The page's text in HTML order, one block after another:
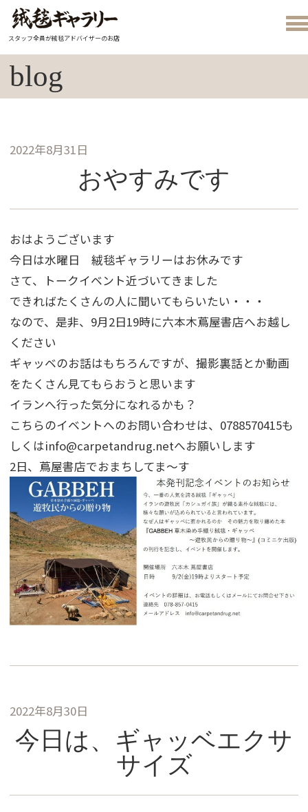
スタッフ全員が絨毯アドバイザーのお店
blog
2022年8月31日
おやすみです
おはようございます
今日は水曜日 絨毯ギャラリーはお休みです
さて、トークイベント近づいてきました
できればたくさんの人に聞いてもらいたい・・・
なので、是非、9月2日19時に六本木蔦屋書店へお越し
ください
ギャッベのお話はもちろんですが、撮影裏話とか動画
をたくさん見てもらおうと思います
イランへ行った気分になれるかも？
こちらのイベントへのお問い合わせは、0788570415も
しくはinfo@carpetandrug.netへお願いします
2日、蔦屋書店でおまちしてま～す
2022年8月30日
今日は、ギャッベエクサ
サイズ